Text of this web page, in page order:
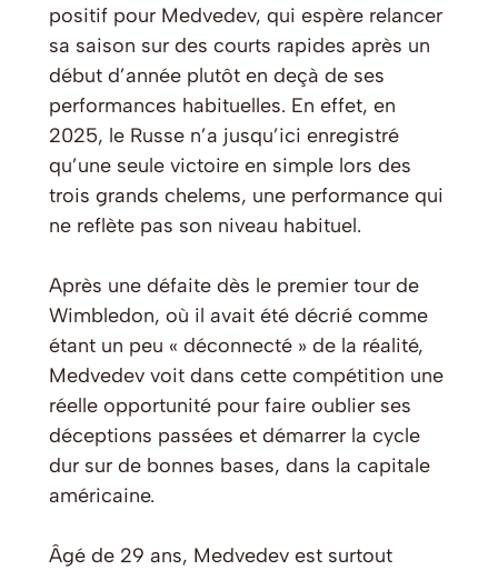
positif pour Medvedev, qui espère relancer
sa saison sur des courts rapides après un
début d’année plutôt en deçà de ses
performances habituelles. En effet, en
2025, le Russe n’a jusqu’ici enregistré
qu’une seule victoire en simple lors des
trois grands chelems, une performance qui
ne reflète pas son niveau habituel.
Après une défaite dès le premier tour de
Wimbledon, où il avait été décrié comme
étant un peu « déconnecté » de la réalité,
Medvedev voit dans cette compétition une
réelle opportunité pour faire oublier ses
déceptions passées et démarrer la cycle
dur sur de bonnes bases, dans la capitale
américaine.
Âgé de 29 ans, Medvedev est surtout